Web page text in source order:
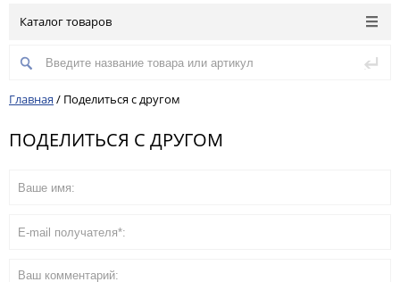
Каталог товаров
Главная / Поделиться с другом
ПОДЕЛИТЬСЯ С ДРУГОМ